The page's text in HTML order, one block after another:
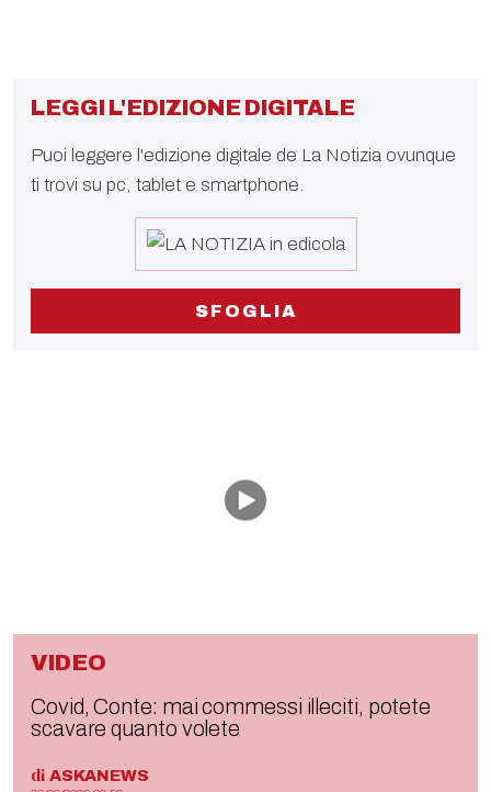
LEGGI L'EDIZIONE DIGITALE
Puoi leggere l'edizione digitale de La Notizia ovunque
ti trovi su pc, tablet e smartphone.
SFOGLIA
VIDEO
Covid, Conte: mai commessi illeciti, potete
scavare quanto volete
di ASKANEWS